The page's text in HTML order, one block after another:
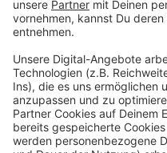
Anzeige